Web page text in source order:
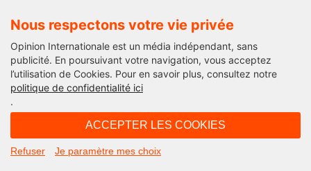
Nous respectons votre vie privée
Opinion Internationale est un média indépendant, sans
publicité. En poursuivant votre navigation, vous acceptez
l’utilisation de Cookies. Pour en savoir plus, consultez notre
politique de confidentialité ici
.
ACCEPTER LES COOKIES
Refuser Je paramètre mes choix
La chronique de Michel Scarbonchi
Union Européenne – Russie : je